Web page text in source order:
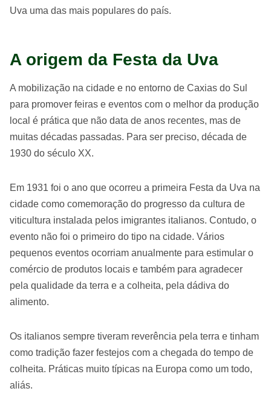
Uva uma das mais populares do país.
A origem da Festa da Uva
A mobilização na cidade e no entorno de Caxias do Sul
para promover feiras e eventos com o melhor da produção
local é prática que não data de anos recentes, mas de
muitas décadas passadas. Para ser preciso, década de
1930 do século XX.
Em 1931 foi o ano que ocorreu a primeira Festa da Uva na
cidade como comemoração do progresso da cultura de
viticultura instalada pelos imigrantes italianos. Contudo, o
evento não foi o primeiro do tipo na cidade. Vários
pequenos eventos ocorriam anualmente para estimular o
comércio de produtos locais e também para agradecer
pela qualidade da terra e a colheita, pela dádiva do
alimento.
Os italianos sempre tiveram reverência pela terra e tinham
como tradição fazer festejos com a chegada do tempo de
colheita. Práticas muito típicas na Europa como um todo,
aliás.